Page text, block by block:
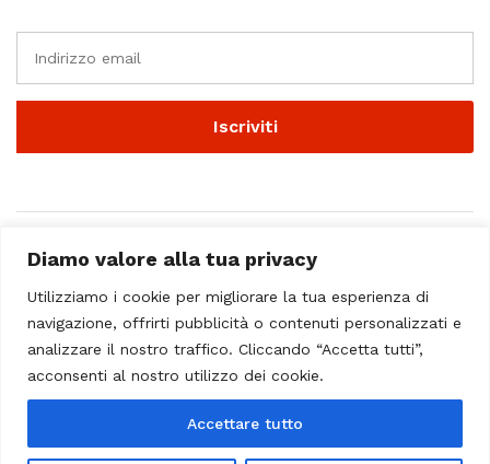
Diamo valore alla tua privacy
Utilizziamo i cookie per migliorare la tua esperienza di
navigazione, offrirti pubblicità o contenuti personalizzati e
analizzare il nostro traffico. Cliccando “Accetta tutti”,
acconsenti al nostro utilizzo dei cookie.
Accettare tutto
© 2023 - Casa Musicale Vicini. All Rights Reserved